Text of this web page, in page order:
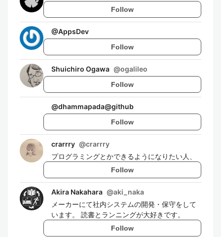
Follow
@AppsDev
Follow
Shuichiro Ogawa @ogalileo
Follow
@dhammapada@github
Follow
crarrry @crarrry
プログラミングとかできるようになりたい人、
Follow
Akira Nakahara @aki_naka
メーカーにて社内システムの開発・保守をして
います。 読書とランニングが大好きです。
Follow